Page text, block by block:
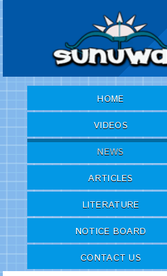
HOME
VIDEOS
NEWS
ARTICLES
LITERATURE
NOTICE BOARD
CONTACT US